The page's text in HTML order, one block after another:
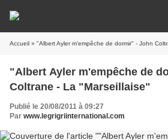
Accueil » "Albert Ayler m'empêche de dormir" - John
"Albert Ayler m'empêche de
Coltrane - La "Marseillaise"
Publié le 20/08/2011 à 09:27
Par www.legrigriinternational.com